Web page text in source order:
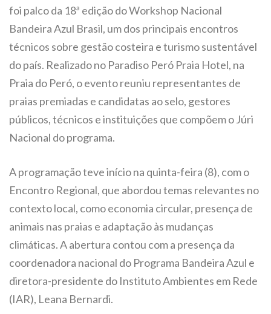
foi palco da 18ª edição do Workshop Nacional
Bandeira Azul Brasil, um dos principais encontros
técnicos sobre gestão costeira e turismo sustentável
do país. Realizado no Paradiso Peró Praia Hotel, na
Praia do Peró, o evento reuniu representantes de
praias premiadas e candidatas ao selo, gestores
públicos, técnicos e instituições que compõem o Júri
Nacional do programa.
A programação teve início na quinta-feira (8), com o
Encontro Regional, que abordou temas relevantes no
contexto local, como economia circular, presença de
animais nas praias e adaptação às mudanças
climáticas. A abertura contou com a presença da
coordenadora nacional do Programa Bandeira Azul e
diretora-presidente do Instituto Ambientes em Rede
(IAR), Leana Bernardi.